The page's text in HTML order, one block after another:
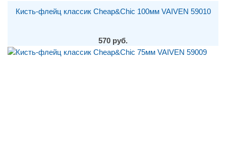
Кисть-флейц классик Cheap&Chic 100мм VAIVEN 59010
570 руб.